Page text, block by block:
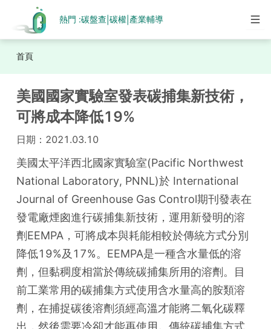
熱門 :碳盤查 碳權| 產業輔導
首頁
美國國家實驗室發表碳捕集新技術，
可將成本降低19%
日期： 2021.03.10
美國太平洋西北國家實驗室(Pacific Northwest
National Laboratory, PNNL)於 International
Journal of Greenhouse Gas Control期刊發表在
發電廠煙囪進行碳捕集新技術，運用新發明的溶
劑EEMPA，可將成本與耗能相較於傳統方式分別
降低19%及17%。EEMPA是一種含水量低的溶
劑，但黏稠度相當於傳統碳捕集所用的溶劑。目
前工業常用的碳捕集方式使用含水量高的胺類溶
劑，在捕捉碳後溶劑須經高溫才能將二氧化碳釋
出，然後需要冷卻才能再使用。傳統碳捕集方式